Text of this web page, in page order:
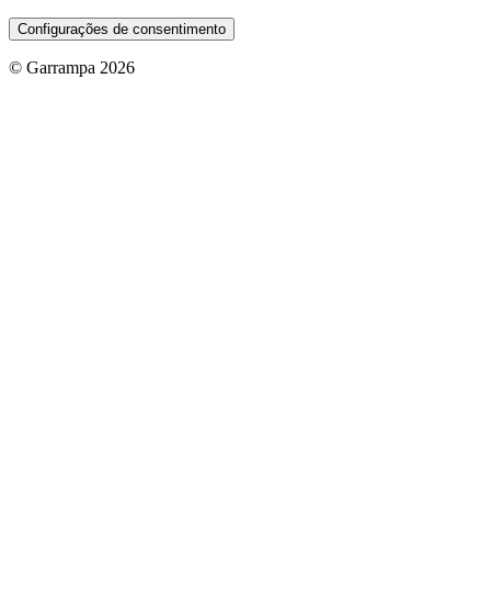
Configurações de consentimento
© Garrampa 2026